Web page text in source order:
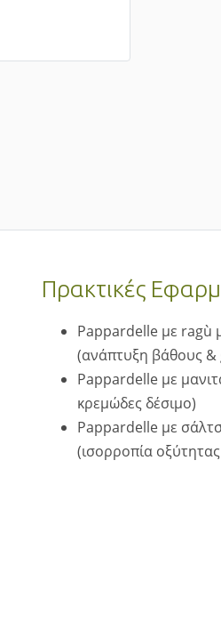
Πρακτικές
Pappardelle με ragù
(ανάπτυξη βάθους
Pappardelle με
κρεμώδες δέσιμο)
Pappardelle με
(ισορροπία